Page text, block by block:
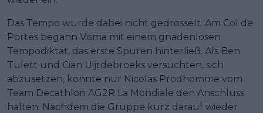
Das Tempo wurde dabei nicht gedrosselt: Am Col de
Portes begann Visma mit einem gnadenlosen
Tempodiktat, das erste Spuren hinterließ. Als Ben
Tulett und Cian Uijtdebroeks versuchten, sich
abzusetzen, konnte nur Nicolas Prodhomme vom
Team Decathlon AG2R La Mondiale den Anschluss
halten. Nachdem die Gruppe kurz darauf wieder